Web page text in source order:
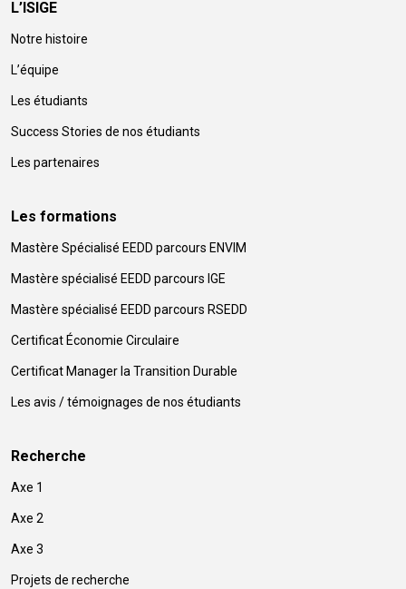
L’ISIGE
Notre histoire
L’équipe
Les étudiants
Success Stories de nos étudiants
Les partenaires
Les formations
Mastère Spécialisé EEDD parcours ENVIM
Mastère spécialisé EEDD parcours IGE
Mastère spécialisé EEDD parcours RSEDD
Certificat Économie Circulaire
Certificat Manager la Transition Durable
Les avis / témoignages de nos étudiants
Recherche
Axe 1
Axe 2
Axe 3
Projets de recherche